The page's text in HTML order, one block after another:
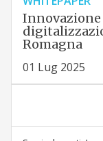
Romagna
01 Lug 2025